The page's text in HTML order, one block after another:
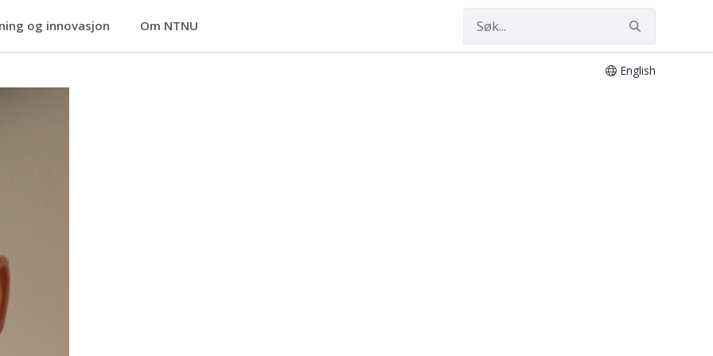
og innovasjon Om NTNU
English